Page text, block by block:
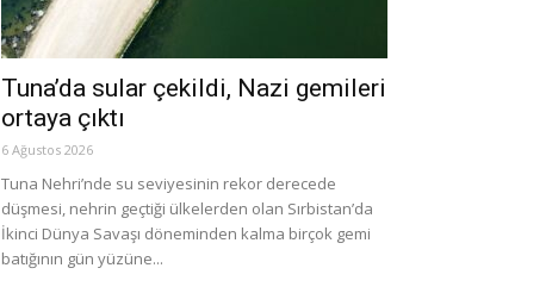
Tuna’da sular çekildi, Nazi gemileri
ortaya çıktı
6 Ağustos 2026
Tuna Nehri’nde su seviyesinin rekor derecede
düşmesi, nehrin geçtiği ülkelerden olan Sırbistan’da
İkinci Dünya Savaşı döneminden kalma birçok gemi
batığının gün yüzüne...